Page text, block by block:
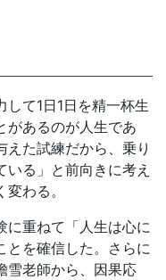
て1日1日を精一杯生
があるのが人生であ
えた試練だから、乗り
る」と前向きに考え
わる。
に重ねて「人生は心に
とを確信した。さらに
雪老師から、因果応